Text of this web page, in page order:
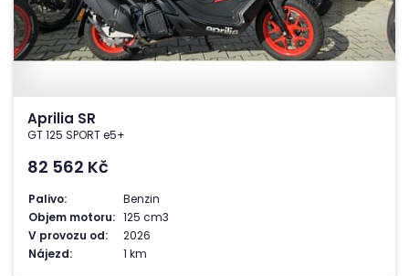
Aprilia SR
GT 125 SPORT e5+
82 562 Kč
Palivo:
Benzin
Objem motoru: 125 cm3
V provozu od:
2026
Nájezd:
1 km